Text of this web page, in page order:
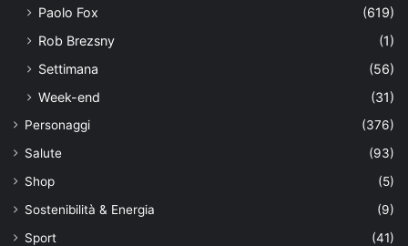
Paolo Fox
(619)
Rob Brezsny
(1)
Settimana
(56)
Week-end
(31)
Personaggi
(376)
Salute
(93)
Shop
(5)
Sostenibilità & Energia
(9)
Sport
(41)